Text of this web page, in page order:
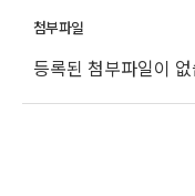
등록된 첨부파일이